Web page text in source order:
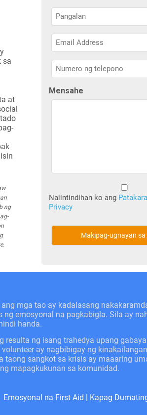
sa
at
ng
Pangalan
Pangalan
Pangalan
Mensahe
Pamagat
(Kinakailangan)
Naiintindihan ko ang
Privacy
mga tao ay kadalasang
emosyonal na pagkabigla. Sila ay
handa.
ng isang trahedya upang
ay nagbibigay ng
sangkot sa krisis ay maaaring
mapagkukunan sa komunidad.
Emosyonal na First Aid | Kapag